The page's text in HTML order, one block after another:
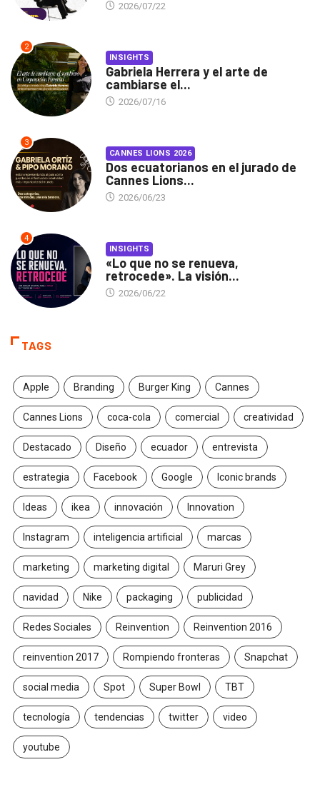
2026/07/22
2
INSIGHTS
Gabriela Herrera y el arte de
cambiarse el...
2026/07/16
3
CANNES LIONS 2026
Dos ecuatorianos en el jurado de
Cannes Lions...
2026/06/23
4
INSIGHTS
«Lo que no se renueva,
retrocede». La visión...
2026/06/22
TAGS
Apple Branding Burger King Cannes
Cannes Lions coca-cola comercial creatividad
Destacado Diseño ecuador entrevista
estrategia Facebook Google Iconic brands
Ideas ikea innovación Innovation
Instagram inteligencia artificial marcas
marketing marketing digital Maruri Grey
navidad Nike packaging publicidad
Redes Sociales Reinvention Reinvention 2016
reinvention 2017 Rompiendo fronteras Snapchat
social media Spot Super Bowl TBT
tecnología tendencias twitter video
youtube